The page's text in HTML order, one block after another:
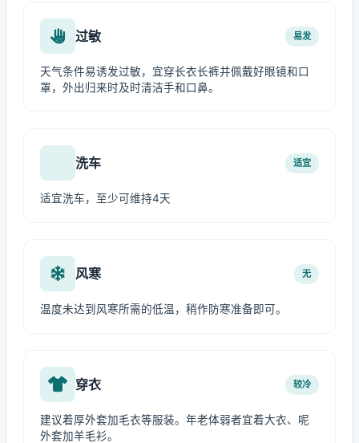
过敏 易发
天气条件易诱发过敏，宜穿长衣长裤并佩戴好眼镜和口
罩，外出归来时及时清洁手和口鼻。
洗车 适宜
适宜洗车，至少可维持4天
风寒 无
温度未达到风寒所需的低温，稍作防寒准备即可。
穿衣 较冷
建议着厚外套加毛衣等服装。年老体弱者宜着大衣、呢
外套加羊毛衫。